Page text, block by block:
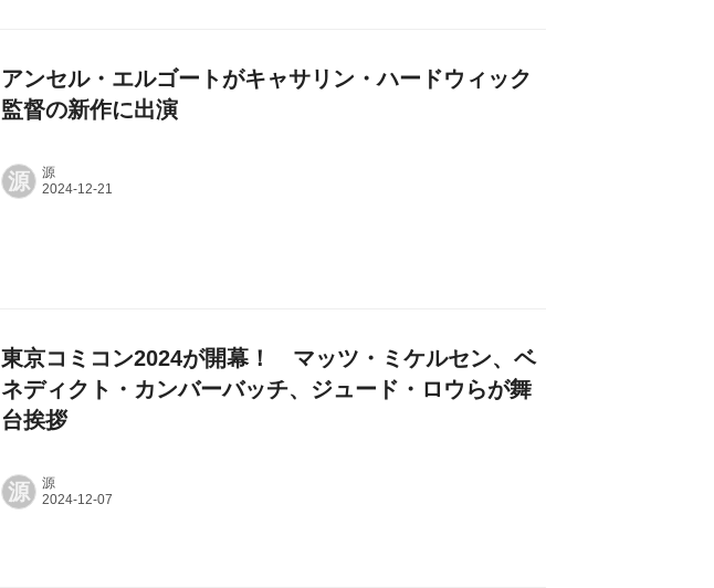
アンセル・エルゴートがキャサリン・ハードウィック
監督の新作に出演
源 源
東京コミコン2024が開幕！ マッツ・ミケルセン、ベ
ネディクト・カンバーバッチ、ジュード・ロウらが舞
台挨拶
源 源